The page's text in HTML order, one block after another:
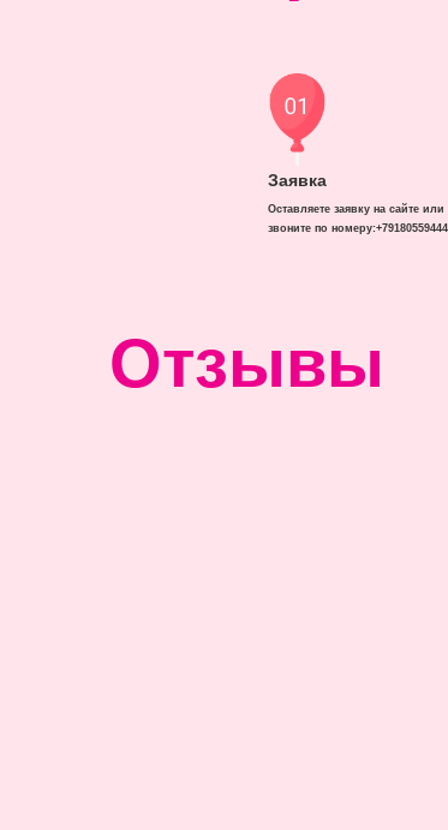
Заявка
Оставляете заявку на сайте или
звоните по номеру:+79180559444
Отзывы